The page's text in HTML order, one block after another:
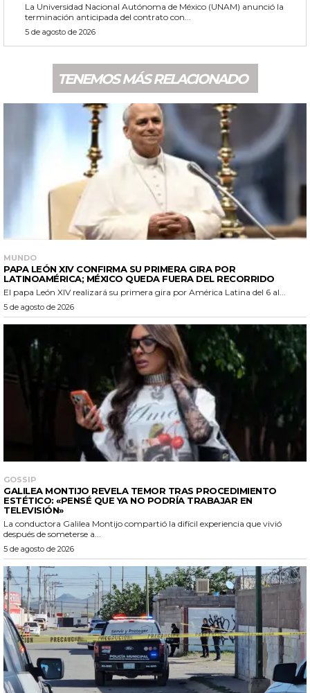
La Universidad Nacional Autónoma de México (UNAM) anunció la
terminación anticipada del contrato con...
5 de agosto de 2026
TENEMOS MÁS RELACIONADO
MUNDO
PAPA LEÓN XIV CONFIRMA SU PRIMERA GIRA POR
LATINOAMÉRICA; MÉXICO QUEDA FUERA DEL RECORRIDO
El papa León XIV realizará su primera gira por América Latina del 6 al...
5 de agosto de 2026
GOSSIP
GALILEA MONTIJO REVELA TEMOR TRAS PROCEDIMIENTO
ESTÉTICO: «PENSÉ QUE YA NO PODRÍA TRABAJAR EN
TELEVISIÓN»
La conductora Galilea Montijo compartió la difícil experiencia que vivió
después de someterse a...
5 de agosto de 2026